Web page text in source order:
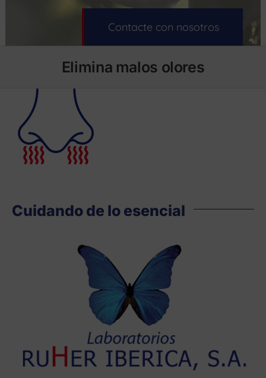
Contacte con nosotros
Elimina malos olores
Cuidando de lo esencial